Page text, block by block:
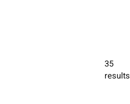
35
results